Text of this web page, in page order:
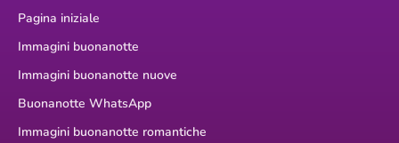
Pagina iniziale
Immagini buonanotte
Immagini buonanotte nuove
Buonanotte WhatsApp
Immagini buonanotte romantiche